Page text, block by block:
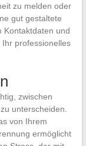
zu melden oder
gut gestaltete
Kontaktdaten und
professionelles
zwischen
unterscheiden.
von Ihrem
ermöglicht